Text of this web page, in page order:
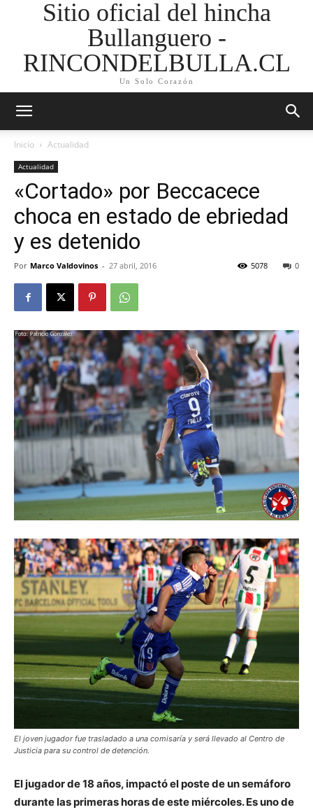
Sitio oficial del hincha
Bullanguero -
RINCONDELBULLA.CL
Un Solo Corazón
Inicio Actualidad
Actualidad
«Cortado» por Beccacece
choca en estado de ebriedad
y es detenido
Por Marco Valdovinos - 27 abril, 2016 0
5078
El joven jugador fue trasladado a una comisaría y será llevado al Centro de
Justicia para su control de detención.
El jugador de 18 años, impactó el poste de un semáforo
durante las primeras horas de este miércoles. Es uno de